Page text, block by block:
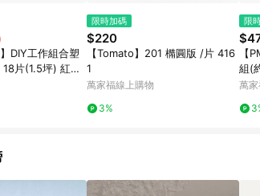
DIY工作組合塑
片(1.5坪) 紅色
限時加碼
$220
【Tomato】201 橢圓版 /片 416
1
萬家福線上購物
3%
限
【
組(
萬